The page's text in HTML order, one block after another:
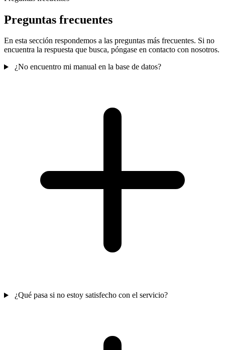
Preguntas frecuentes
En esta sección respondemos a las preguntas más frecuentes. Si no
encuentra la respuesta que busca, póngase en contacto con nosotros.
¿No encuentro mi manual en la base de datos?
¿Qué pasa si no estoy satisfecho con el servicio?